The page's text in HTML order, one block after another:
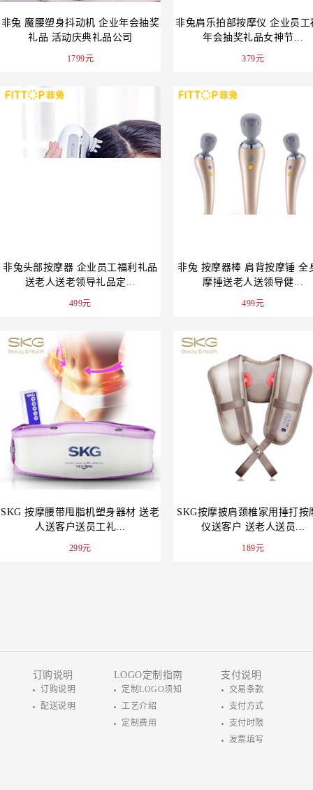
非兔 魔腰塑身抖动机 企业年会抽奖
礼品 活动庆典礼品公司
1799元
非兔肩乐拍部按摩仪 企业员工
年会抽奖礼品女神节...
379元
非兔头部按摩器 企业员工福利礼品
送老人送老领导礼品定...
499元
非兔 按摩器棒 肩背按摩锤 全
摩捶送老人送领导健...
499元
SKG 按摩腰带甩脂机塑身器材 送老
人送客户送员工礼...
299元
SKG按摩披肩颈椎家用捶打按
仪送客户 送老人送员...
189元
订购说明
订购说明
配送说明
LOGO定制指南
定制LOGO须知
工艺介绍
定制费用
支付说明
交易条款
支付方式
支付时限
发票填写